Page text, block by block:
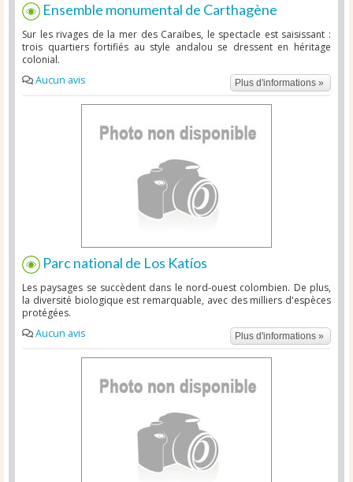
Ensemble monumental de Carthagène
Sur les rivages de la mer des Caraïbes, le spectacle est saisissant :
trois quartiers fortifiés au style andalou se dressent en héritage
colonial.
Plus d'informations »
Aucun avis
Parc national de Los Katíos
Les paysages se succèdent dans le nord-ouest colombien. De plus,
la diversité biologique est remarquable, avec des milliers d'espèces
protégées.
Plus d'informations »
Aucun avis